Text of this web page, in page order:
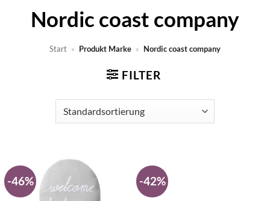
Nordic coast company
Start » Produkt Marke » Nordic coast company
FILTER
-46% -42%